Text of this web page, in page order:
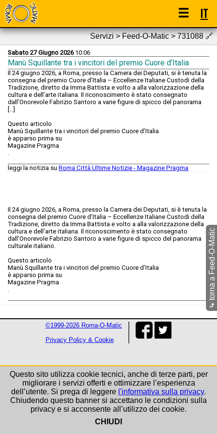
☰ IT
Servizi > Feed-O-Matic > 731088🔗
Sabato 27 Giugno 202610:06
Manù Squillante tra i vincitori del premio Cuore d’Italia
Il 24 giugno 2026, a Roma, presso la Camera dei Deputati, si è tenuta la
consegna del premio Cuore d’Italia – Eccellenze Italiane Custodi della
Tradizione, diretto da Imma Battista e volto a alla valorizzazione della
cultura e dell’arte italiana. Il riconoscimento è stato consegnato
dall’Onorevole Fabrizio Santoro a varie figure di spicco del panorama
[…]
Questo articolo
Manù Squillante tra i vincitori del premio Cuore d’Italia
è apparso prima su
Magazine Pragma
.
leggi la notizia su Roma Città Ultime Notizie - Magazine Pragma
Il 24 giugno 2026, a Roma, presso la Camera dei Deputati, si è tenuta la
consegna del premio Cuore d’Italia – Eccellenze Italiane Custodi della
Tradizione, diretto da Imma Battista e volto a alla valorizzazione della
cultura e dell’arte italiana. Il riconoscimento è stato consegnato
dall’Onorevole Fabrizio Santoro a varie figure di spicco del panorama
culturale italiano.
Questo articolo
Manù Squillante tra i vincitori del premio Cuore d’Italia
è apparso prima su
Magazine Pragma
.
⤷
torna a Feed-O-Matic
©1999-2026 Roma-O-Matic
Privacy Policy & Cookie
Questo sito utilizza cookie tecnici, anche di terze parti, per
migliorare i servizi offerti e ottimizzare l’esperienza
dell’utente. Si prega di leggere l'informativa sulla privacy.
Chiudendo questo banner si accettano le condizioni sulla
privacy e si acconsente all’utilizzo dei cookie.
CHIUDI